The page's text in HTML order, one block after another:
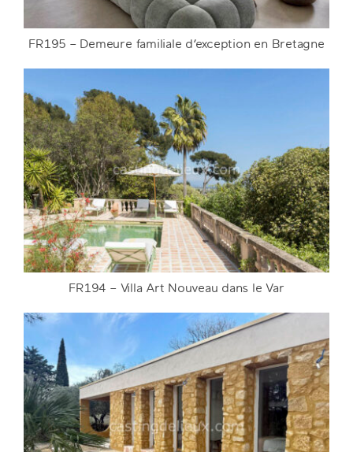
FR195 – Demeure familiale d’exception en
Bretagne
DETAILS
FR195 – Demeure familiale d’exception en Bretagne
FR194 – Villa Art Nouveau dans le Var
DETAILS
FR194 – Villa Art Nouveau dans le Var